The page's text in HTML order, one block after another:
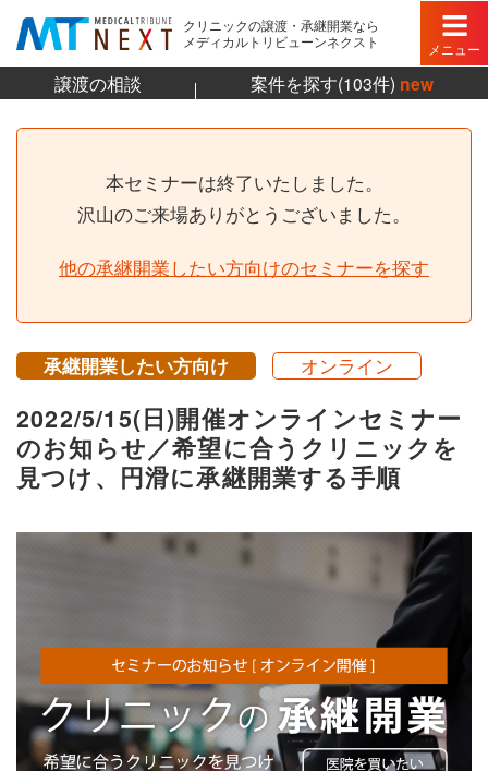
クリニックの譲渡・承継開業なら
メディカルトリビューンネクスト
メニュー
譲渡の相談 案件を探す(103件) new
本セミナーは終了いたしました。
沢山のご来場ありがとうございました。
他の承継開業したい方向けのセミナーを探す
承継開業したい方向け オンライン
2022/5/15(日)開催オンラインセミナー
のお知らせ／希望に合うクリニックを
見つけ、円滑に承継開業する手順